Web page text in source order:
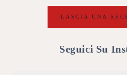
LASCIA UNA
Seguici Su